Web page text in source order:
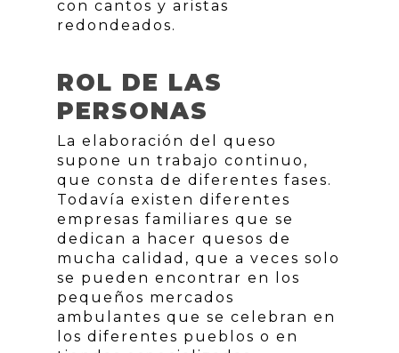
con cantos y aristas
redondeados.
ROL DE LAS
PERSONAS
La elaboración del queso
supone un trabajo continuo,
que consta de diferentes fases.
Todavía existen diferentes
empresas familiares que se
dedican a hacer quesos de
mucha calidad, que a veces solo
se pueden encontrar en los
pequeños mercados
ambulantes que se celebran en
los diferentes pueblos o en